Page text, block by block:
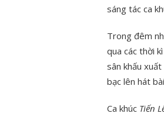
sáng tác ca
Trong đêm
qua các thời
sân khấu
bạc lên hát
Ca khúc Tiến